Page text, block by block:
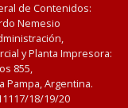
de Contenidos:
Nemesio
y Planta Impresora:
855,
Pampa, Argentina.
18/19/20